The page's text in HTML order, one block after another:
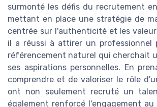
surmonté les défis du recrutement en
mettant en place une stratégie de
centrée sur l'authenticité et les
il a réussi à attirer un professionnel
référencement naturel qui cherchait
ses aspirations personnelles. En
comprendre et de valoriser le rôle
ont non seulement recruté un
également renforcé l'engagement au